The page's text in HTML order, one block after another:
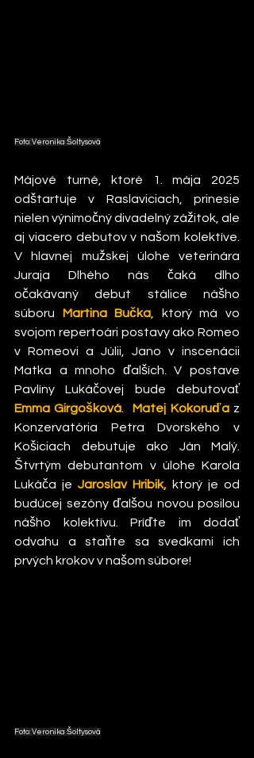
Foto: Veronika Šoltysová
Májové turné, ktoré 1. mája 2025
odštartuje v Raslaviciach, prinesie
nielen výnimočný divadelný zážitok, ale
aj viacero debutov v našom kolektíve.
V hlavnej mužskej úlohe veterinára
Juraja Dlhého nás čaká dlho
očakávaný debut stálice nášho
súboru Martina Bučka, ktorý má vo
svojom repertoári postavy ako Romeo
v Romeovi a Júlii, Jano v inscenácii
Matka a mnoho ďalších. V postave
Emma Girgošková. Matej Kokoruďa z
Konzervatória Petra Dvorského v
Košiciach debutuje ako Ján Malý.
Štvrtým debutantom v úlohe Karola
Lukáča je Jaroslav Hribik, ktorý je od
budúcej sezóny ďalšou novou posilou
nášho kolektívu. Príďte im dodať
odvahu a staňte sa svedkami ich
prvých krokov v našom súbore!
Foto: Veronika Šoltysová